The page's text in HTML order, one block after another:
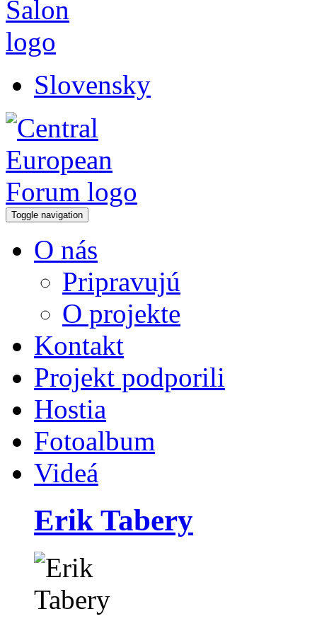
Slovensky
Toggle navigation
O nás
Pripravujú
O projekte
Kontakt
Projekt podporili
Hostia
Fotoalbum
Videá
Erik Tabery